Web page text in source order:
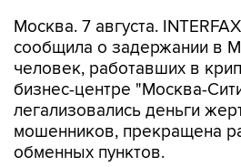
Москва. 7 августа.
сообщила о задержании в
человек, работавших в
бизнес-центре "Москва-
легализовались деньги
мошенников, прекращена
обменных пунктов.